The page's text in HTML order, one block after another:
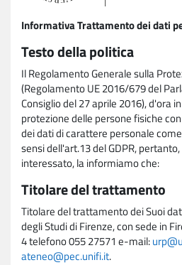
Informativa Trattamento dei dati
Testo della politica
Il Regolamento Generale sulla
(Regolamento UE 2016/679 del
Consiglio del 27 aprile 2016), d'ora
protezione delle persone fisiche
dei dati di carattere personale
sensi dell'art.13 del GDPR,
interessato, la informiamo che:
Titolare del trattamento
Titolare del trattamento dei Suoi
degli Studi di Firenze, con sede in
4 telefono 055 27571 e-mail:
ateneo@pec.unifi.it.